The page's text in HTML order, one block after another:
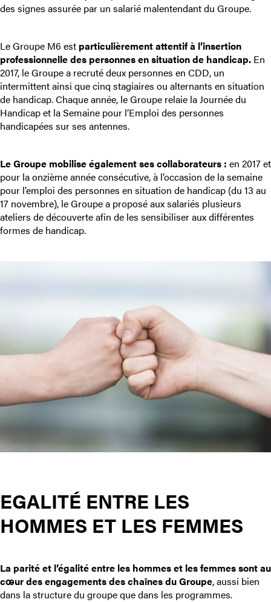
des signes assurée par un salarié malentendant du Groupe.
Le Groupe M6 est particulièrement attentif à l’insertion
professionnelle des personnes en situation de handicap. En
2017, le Groupe a recruté deux personnes en CDD, un
intermittent ainsi que cinq stagiaires ou alternants en situation
de handicap. Chaque année, le Groupe relaie la Journée du
Handicap et la Semaine pour l’Emploi des personnes
handicapées sur ses antennes.
Le Groupe mobilise également ses collaborateurs : en 2017 et
pour la onzième année consécutive, à l’occasion de la semaine
pour l’emploi des personnes en situation de handicap (du 13 au
17 novembre), le Groupe a proposé aux salariés plusieurs
ateliers de découverte afin de les sensibiliser aux différentes
formes de handicap.
EGALITÉ ENTRE LES
HOMMES ET LES FEMMES
La parité et l’égalité entre les hommes et les femmes sont au
cœur des engagements des chaînes du Groupe, aussi bien
dans la structure du groupe que dans les programmes.